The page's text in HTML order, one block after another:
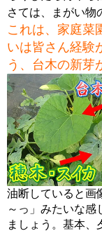
さては、まがい物
これは、家庭菜
いは皆さん経験
う、台木の新芽
油断していると画
～っ」みたいな感
ましょう。基本、